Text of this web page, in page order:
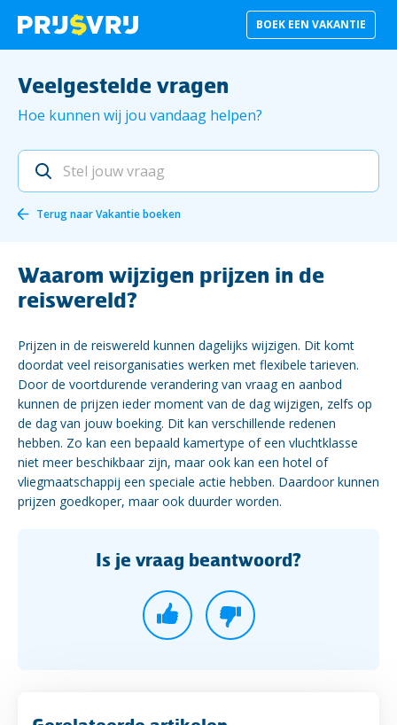
BOEK EEN VAKANTIE
Veelgestelde vragen
Hoe kunnen wij jou vandaag helpen?
Terug naarVakantie boeken
Waarom wijzigen prijzen in de
reiswereld?
Prijzen in de reiswereld kunnen dagelijks wijzigen. Dit komt
doordat veel reisorganisaties werken met flexibele tarieven.
Door de voortdurende verandering van vraag en aanbod
kunnen de prijzen ieder moment van de dag wijzigen, zelfs op
de dag van jouw boeking. Dit kan verschillende redenen
hebben. Zo kan een bepaald kamertype of een vluchtklasse
niet meer beschikbaar zijn, maar ook kan een hotel of
vliegmaatschappij een speciale actie hebben. Daardoor kunnen
prijzen goedkoper, maar ook duurder worden.
Is je vraag beantwoord?